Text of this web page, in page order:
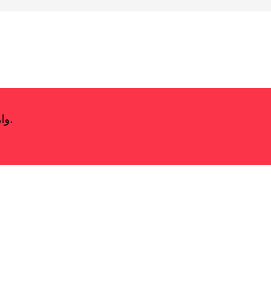
وارد شوید یا یک حساب کاربری جدید ایجاد کنید.